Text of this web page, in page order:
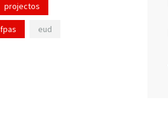
projectos
fpas eud